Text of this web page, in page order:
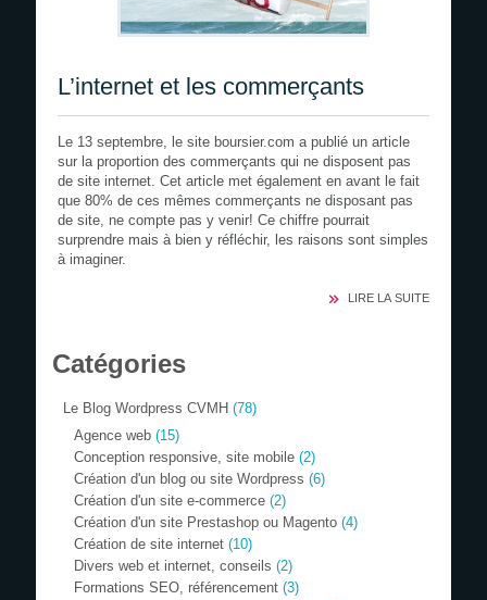
L’internet et les commerçants
Le 13 septembre, le site boursier.com a publié un article
sur la proportion des commerçants qui ne disposent pas
de site internet. Cet article met également en avant le fait
que 80% de ces mêmes commerçants ne disposant pas
de site, ne compte pas y venir! Ce chiffre pourrait
surprendre mais à bien y réfléchir, les raisons sont simples
à imaginer.
LIRE LA SUITE
Catégories
Le Blog Wordpress CVMH (78)
Agence web (15)
Conception responsive, site mobile (2)
Création d'un blog ou site Wordpress (6)
Création d'un site e-commerce (2)
Création d'un site Prestashop ou Magento (4)
Création de site internet (10)
Divers web et internet, conseils (2)
Formations SEO, référencement (3)